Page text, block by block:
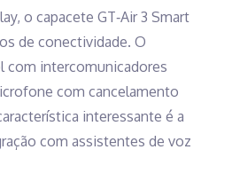
o capacete GT‑Air 3 Smart
de conectividade. O
com intercomunicadores
com cancelamento
interessante é a
com assistentes de voz